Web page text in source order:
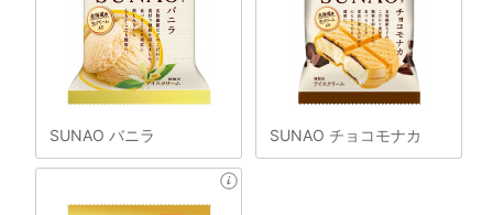
SUNAO バニラ SUNAO チョコモナカ